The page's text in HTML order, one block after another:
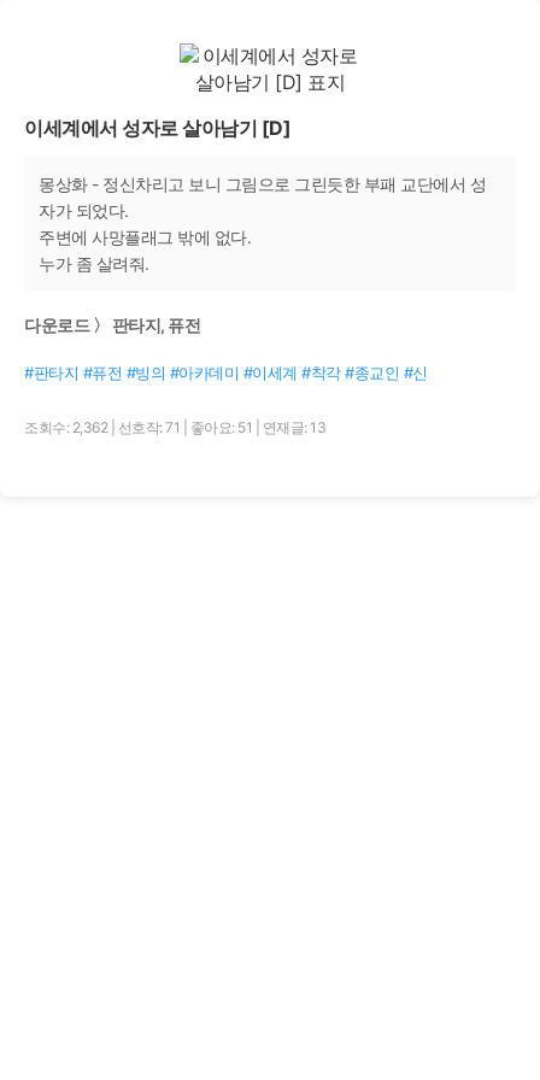
이세계에서 성자로 살아남기 [D]
몽상화 - 정신차리고 보니 그림으로 그린듯한 부패 교단에서 성
자가 되었다.
주변에 사망플래그 밖에 없다.
누가 좀 살려줘.
다운로드 〉 판타지, 퓨전
#판타지 #퓨전 #빙의 #아카데미 #이세계 #착각 #종교인 #신
조회수: 2,362 선호작: 71 좋아요: 51 연재글: 13